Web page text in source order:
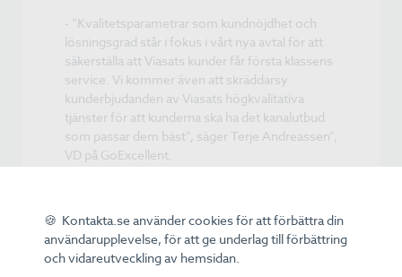
- ”Kvalitetsparametrar som kundnöjdhet och
lösningsgrad står i fokus i vårt nya avtal för att
säkerställa att Viasats kunder får första klassens
service. Vi kommer även att skräddarsy
kunderbjudanden av Viasats högkvalitativa
tjänster för att kunderna ska ha det kanalutbud
som passar dem bäst”, säger Terje Andreassen”,
VD på GoExcellent.
- ”Det känns bra att ha GoExcellent med oss
fortsatt, nu när vi möter en spännande vinter
fylld av stora sport- och filmhändelser. Vi vill
överträffa våra kunders redan högt ställda
🍪 Kontakta.se använder cookies för att förbättra din
användarupplevelse, för att ge underlag till förbättring
och vidareutveckling av hemsidan.